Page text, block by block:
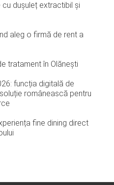
dușuleț extractibil și
aleg o firmă de rent a
tratament în Olănești
funcția digitală de
românească pentru
fine dining direct